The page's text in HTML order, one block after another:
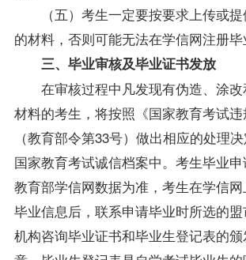
（五）考生一定要按要求上传或
的材料，否则可能无法在学信网注册毕
三、毕业审核及毕业证书发放
在审核过程中凡发现有伪造、涂
材料的考生，将按照《国家教育考试违
（教育部令第33号）做出相应的处理
国家教育考试诚信档案中。考生毕业
教育部学信网数据为准，考生在学信
毕业信息后，联系申请毕业时所选的
机构咨询毕业证书和毕业生登记表的